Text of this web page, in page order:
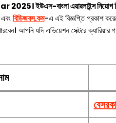
ইউএস-বাংলা এয়ারলাইন্স নিয়োগ
বিডিজবস.কম-এ এই বিজ্ঞপ্তি প্রকাশ
আপনি যদি এভিয়েশন সেক্টরে